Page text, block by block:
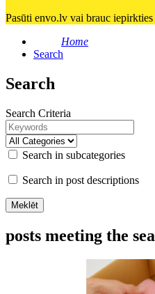
Pasūti envo.lv vai brauc iepirkties
Home
Search
Search
Search Criteria
Search in subcategories
Search in post descriptions
posts meeting the